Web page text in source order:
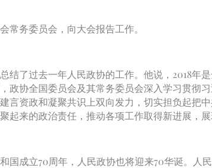
务委员会，向大会报告工作。
了过去一年人民政协的工作。他说，2018年
政协全国委员会及其常务委员会深入学习贯彻
言资政和凝聚共识上双向发力，切实担负起把
起来的政治责任，推动各项工作取得新进展，
国成立70周年，人民政协也将迎来70华诞。人